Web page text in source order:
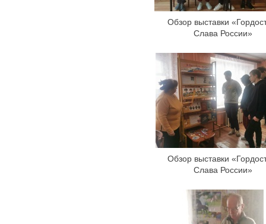
Обзор выставки
Слава России»
Обзор выставки
Слава России»